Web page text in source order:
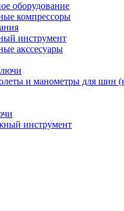
оборудование
компрессоры
инструмент
акссесуары
и манометры для шин
инструмент